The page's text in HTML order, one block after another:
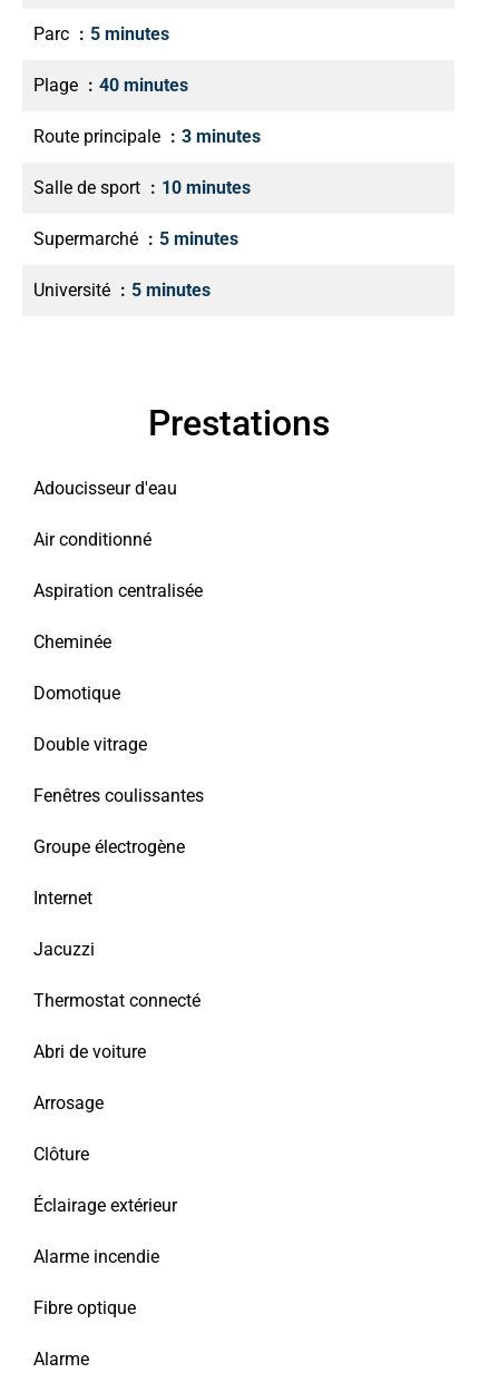
Parc 5 minutes
Plage 40 minutes
Route principale 3 minutes
Salle de sport 10 minutes
Supermarché 5 minutes
Université 5 minutes
Prestations
Adoucisseur d'eau
Air conditionné
Aspiration centralisée
Cheminée
Domotique
Double vitrage
Fenêtres coulissantes
Groupe électrogène
Internet
Jacuzzi
Thermostat connecté
Abri de voiture
Arrosage
Clôture
Éclairage extérieur
Alarme incendie
Fibre optique
Alarme